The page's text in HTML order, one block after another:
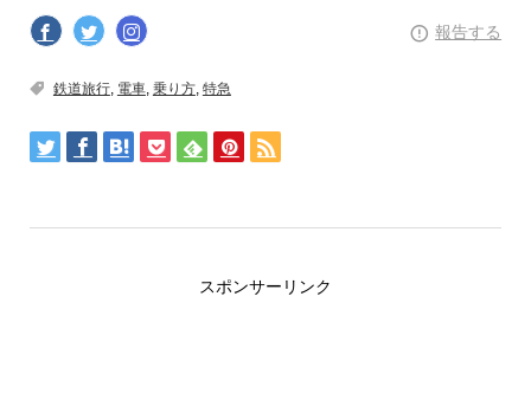
報告する
鉄道旅行, 電車, 乗り方, 特急
スポンサーリンク